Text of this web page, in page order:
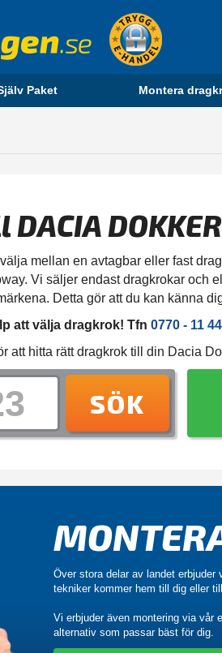
Paket Montera
DOKKER
mellan en avtagbar eller fast
Vi säljer endast dragkrokar och
Detta gör att du kan känna
att välja dragkrok! Tfn 0770 - 11
att hitta rätt dragkrok till din Dacia
SÖK
Över stora delar av landet erbjuder
tekniker kommer hem till dig eller
Vi erbjuder även montering via vår
alternativ som passar bäst för dig.